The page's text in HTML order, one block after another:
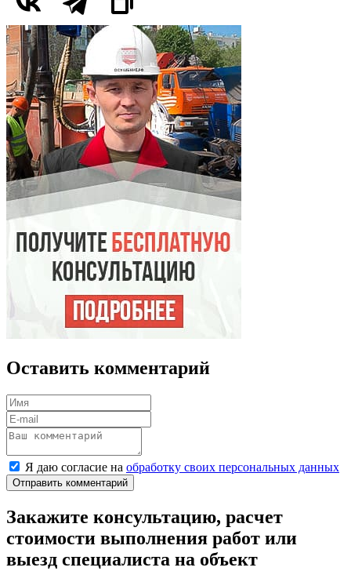
Оставить комментарий
Я даю согласие на обработку своих персональных данных
Отправить комментарий
Закажите консультацию, расчет
стоимости выполнения работ или
выезд специалиста на объект